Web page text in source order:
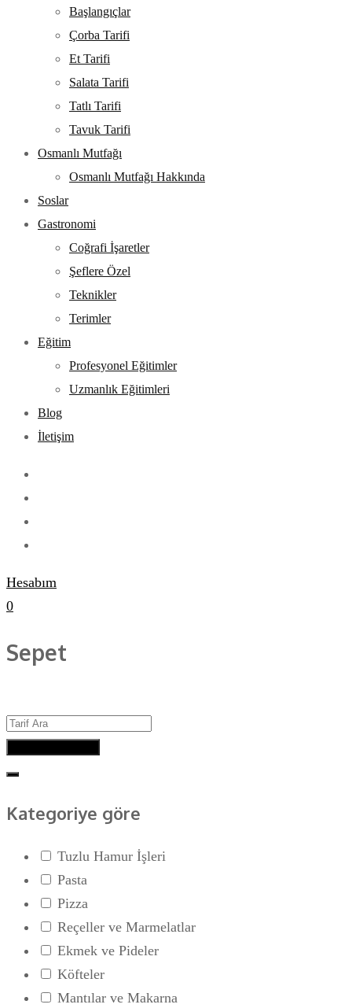
Başlangıçlar
Çorba Tarifi
Et Tarifi
Salata Tarifi
Tatlı Tarifi
Tavuk Tarifi
Osmanlı Mutfağı
Osmanlı Mutfağı Hakkında
Soslar
Gastronomi
Coğrafi İşaretler
Şeflere Özel
Teknikler
Terimler
Eğitim
Profesyonel Eğitimler
Uzmanlık Eğitimleri
Blog
İletişim
Hesabım
0
Sepet
Kategoriye göre
Tuzlu Hamur İşleri
Pasta
Pizza
Reçeller ve Marmelatlar
Ekmek ve Pideler
Köfteler
Mantılar ve Makarna